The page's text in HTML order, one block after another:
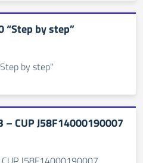
“Step by step”
by step"
– CUP J58F14000190007